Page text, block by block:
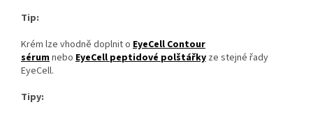
Tip:
Krém lze vhodně doplnit o EyeCell Contour
sérumnebo EyeCell peptidové polštářky ze stejné řady
EyeCell.
Tipy: